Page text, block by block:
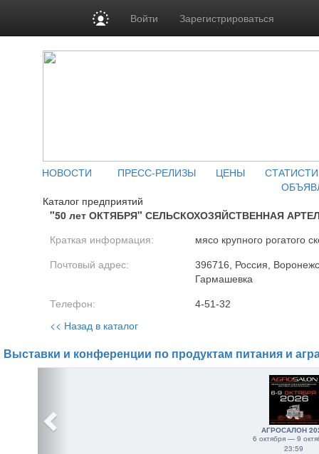
Войти Зарегистрироваться
НОВОСТИ ПРЕСС-РЕЛИЗЫ ЦЕНЫ
Каталог предприятий
"50 лет ОКТЯБРЯ" СЕЛЬСКОХОЗЯЙСТВЕННАЯ
Краткая информация: мясо крупного рогатого
Почтовый адрес:
396716, Россия,
Гармашевка
Телефон: 4-51-32
<< Назад в каталог
Выставки и конференции по продуктам питания и
АГРОСАЛОН
6 октября — 9
23:59